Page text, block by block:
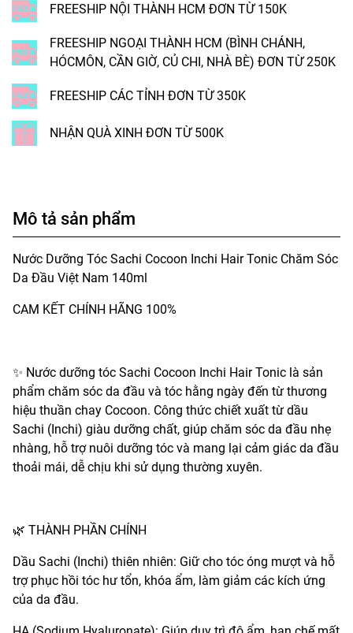
FREESHIP NỘI THÀNH HCM ĐƠN TỪ 150K
FREESHIP NGOẠI THÀNH HCM (BÌNH CHÁNH,
HÓCMÔN, CẦN GIỜ, CỦ CHI, NHÀ BÈ) ĐƠN TỪ 250K
FREESHIP CÁC TỈNH ĐƠN TỪ 350K
NHẬN QUÀ XINH ĐƠN TỪ 500K
Mô tả sản phẩm
Nước Dưỡng Tóc Sachi Cocoon Inchi Hair Tonic Chăm Sóc
Da Đầu Việt Nam 140ml
CAM KẾT CHÍNH HÃNG 100%
✨ Nước dưỡng tóc Sachi Cocoon Inchi Hair Tonic là sản
phẩm chăm sóc da đầu và tóc hằng ngày đến từ thương
hiệu thuần chay Cocoon. Công thức chiết xuất từ dầu
Sachi (Inchi) giàu dưỡng chất, giúp chăm sóc da đầu nhẹ
nhàng, hỗ trợ nuôi dưỡng tóc và mang lại cảm giác da đầu
thoải mái, dễ chịu khi sử dụng thường xuyên.
🌿 THÀNH PHẦN CHÍNH
Dầu Sachi (Inchi) thiên nhiên: Giữ cho tóc óng mượt và hỗ
trợ phục hồi tóc hư tổn, khóa ẩm, làm giảm các kích ứng
của da đầu.